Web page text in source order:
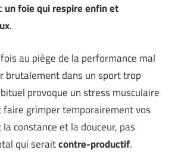
un foie qui respire enfin et
.
au piège de la performance mal
brutalement dans un sport trop
provoque un stress musculaire
faire grimper temporairement vos
constance et la douceur, pas
qui seraitcontre-productif.